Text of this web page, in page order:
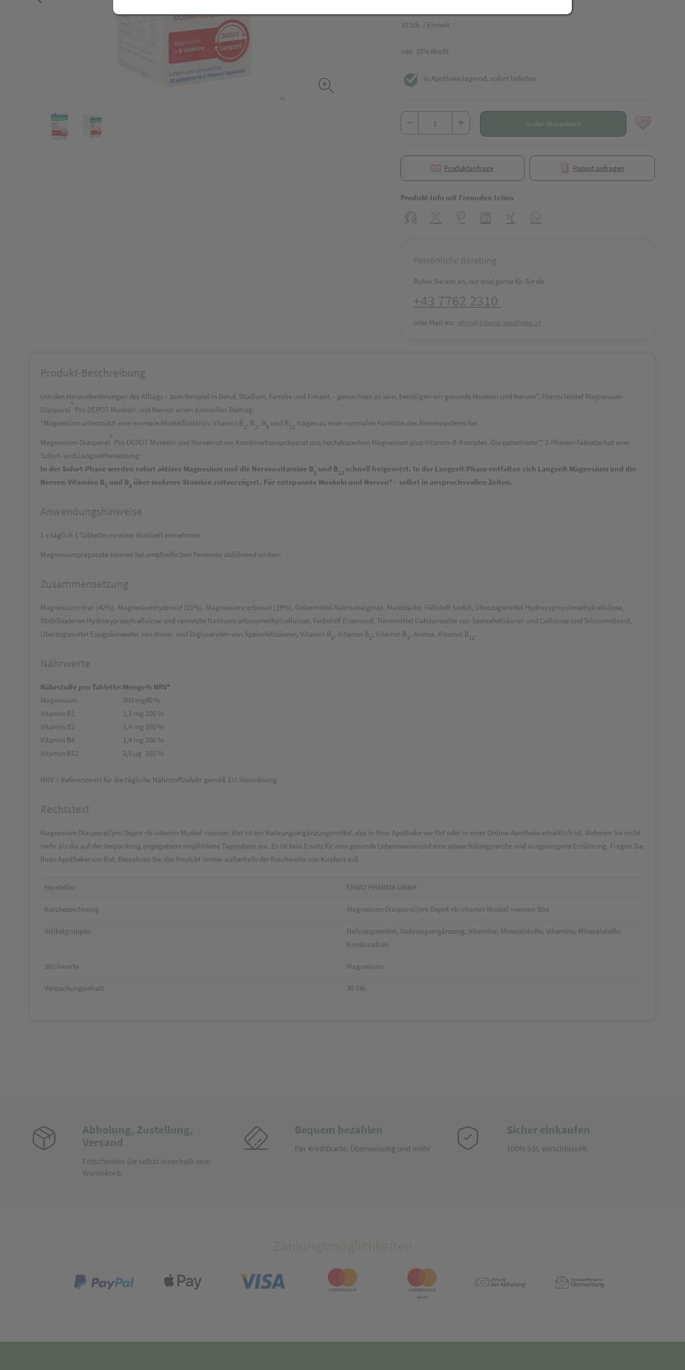
19,90 EUR
30 Stk. / Einheit
inkl. 10% MwSt.
In Apotheke lagernd, sofort lieferbar
In den Warenkorb
Produktanfrage Rezept anfragen
Produkt-Info mit Freunden teilen
Persönliche Beratung
Rufen Sie uns an, wir sind gerne für Sie da.
+43 7762 2310
oder Mail an: shop@lebens-apotheke.at
Produkt-Beschreibung
Um den Herausforderungen des Alltags – zum Beispiel in Beruf, Studium, Familie und Freizeit – gewachsen zu sein, benötigen wir gesunde Muskeln und Nerven*. Hierzu leistet Magnesium-
Diasporal
®
Pro DEPOT Muskeln und Nerven einen sinnvollen Beitrag:
*Magnesium unterstützt eine normale Muskelfunktion. Vitamin B1, B2, B6 und B12 tragen zu einer normalen Funktion des Nervensystems bei.
Magnesium-Diasporal
®
Pro DEPOT Muskeln und Nerven ist ein Kombinationspräparat aus hochdosiertem Magnesium plus Vitamin-B-Komplex. Die patentierte** 2-Phasen-Tablette hat eine
Sofort- und Langzeitfreisetzung:
In der Sofort-Phase werden sofort aktives Magnesium und die Nervenvitamine B2 und B12 schnell freigesetzt. In der Langzeit-Phase entfalten sich Langzeit-Magnesium und die
Nerven-Vitamine B1 und B6 über mehrere Stunden zeitverzögert. Für entspannte Muskeln und Nerven* – selbst in anspruchsvollen Zeiten.
Anwendungshinweise
1 x täglich 1 Tablette vor einer Mahlzeit einnehmen.
Magnesiumpräparate können bei empfindlichen Personen abführend wirken.
Zusammensetzung
Magnesiumcitrat (42%), Magnesiumhydroxid (21%), Magnesiumcarbonat (19%), Geliermittel Natriumalginat, Maisstärke, Füllstoff Sorbit, Überzugsmittel Hydroxypropylmethylcellulose,
Stabilisatoren Hydroxypropylcellulose und vernetzte Natriumcarboxymethylcellulose, Farbstoff Eisenoxid, Trennmittel Calciumsalze von Speisefettsäuren und Cellulose und Siliciumdioxid,
Überzugsmittel Essigsäureester von Mono- und Diglyceriden von Speisefettsäuren, Vitamin B6, Vitamin B2, Vitamin B1, Aroma, Vitamin B12.
Nährwerte
Nährstoffe pro Tablette:Menge% NRV*
Magnesium
300 mg80 %
Vitamin B1
1,1 mg 100 %
Vitamin B2
1,4 mg 100 %
Vitamin B6
1,4 mg 100 %
Vitamin B12
2,5 µg 100 %
NRV = Referenzwert für die tägliche Nährstoffzufuhr gemäß EU-Verordnung
Rechtstext
Magnesium Diasporal/pro Depot +b-vitamin Muskel +nerven 30st ist ein Nahrungsergänzungsmittel, das in Ihrer Apotheke vor Ort oder in einer Online-Apotheke erhältlich ist. Nehmen Sie nicht
mehr als die auf der Verpackung angegebene empfohlene Tagesdosis ein. Es ist kein Ersatz für eine gesunde Lebensweise und eine abwechslungsreiche und ausgewogene Ernährung. Fragen Sie
Ihren Apotheker um Rat. Bewahren Sie das Produkt immer außerhalb der Reichweite von Kindern auf.
Hersteller ERWO PHARMA GMBH
Kurzbezeichnung Magnesium Diasporal/pro Depot +b-vitamin Muskel +nerven 30st
Artikelgruppen
Nahrungsmittel, Nahrungsergänzung, Vitamine, Mineralstoffe, Vitamine, Mineralstoffe,
Kombination
Stichworte Magnesium
Verpackungsinhalt 30 Stk.
Abholung, Zustellung,
Versand
Entscheiden Sie selbst innerhalb vom
Warenkorb.
Bequem bezahlen
Per Kreditkarte, Überweisung und mehr
Sicher einkaufen
100% SSL verschlüsselt